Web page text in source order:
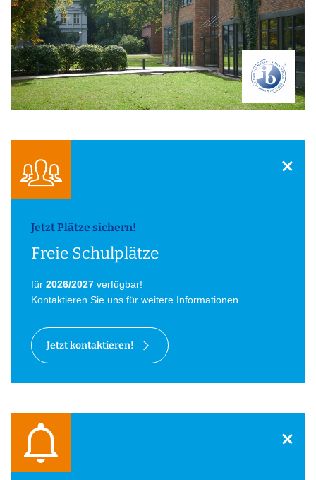
Jetzt Plätze sichern!
Freie Schulplätze
für 2026/2027verfügbar!
Kontaktieren Sie uns für weitere Informationen.
Jetzt kontaktieren!